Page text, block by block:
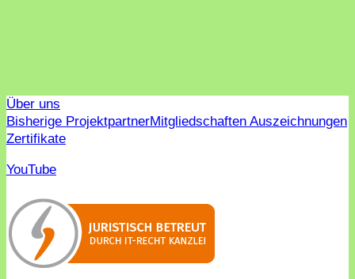
Über uns
Bisherige ProjektpartnerMitgliedschaften Auszeichnungen
Zertifikate
YouTube